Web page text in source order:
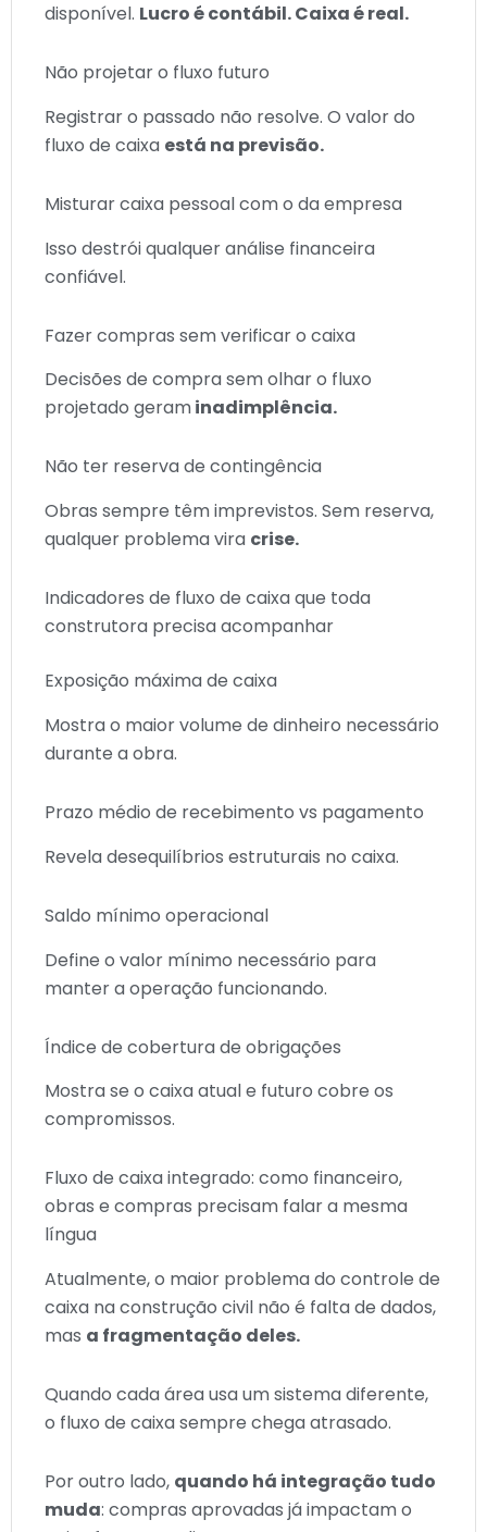
disponível. Lucro é contábil. Caixa é real.
Não projetar o fluxo futuro
Registrar o passado não resolve. O valor do
fluxo de caixa está na previsão.
Misturar caixa pessoal com o da empresa
Isso destrói qualquer análise financeira
confiável.
Fazer compras sem verificar o caixa
Decisões de compra sem olhar o fluxo
projetado geraminadimplência.
Não ter reserva de contingência
Obras sempre têm imprevistos. Sem reserva,
qualquer problema vira crise.
Indicadores de fluxo de caixa que toda
construtora precisa acompanhar
Exposição máxima de caixa
Mostra o maior volume de dinheiro necessário
durante a obra.
Prazo médio de recebimento vs pagamento
Revela desequilíbrios estruturais no caixa.
Saldo mínimo operacional
Define o valor mínimo necessário para
manter a operação funcionando.
Índice de cobertura de obrigações
Mostra se o caixa atual e futuro cobre os
compromissos.
Fluxo de caixa integrado: como financeiro,
obras e compras precisam falar a mesma
língua
Atualmente, o maior problema do controle de
caixa na construção civil não é falta de dados,
mas a fragmentação deles.
Quando cada área usa um sistema diferente,
o fluxo de caixa sempre chega atrasado.
Por outro lado, quando há integração tudo
muda: compras aprovadas já impactam o